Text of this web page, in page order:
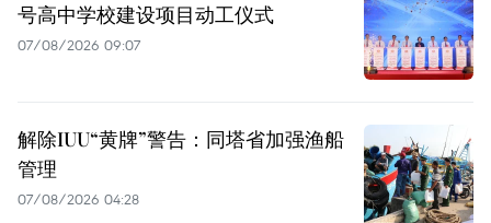
号高中学校建设项目动工仪式
07/08/2026 09:07
解除IUU“黄牌”警告：同塔省加强渔船
管理
07/08/2026 04:28